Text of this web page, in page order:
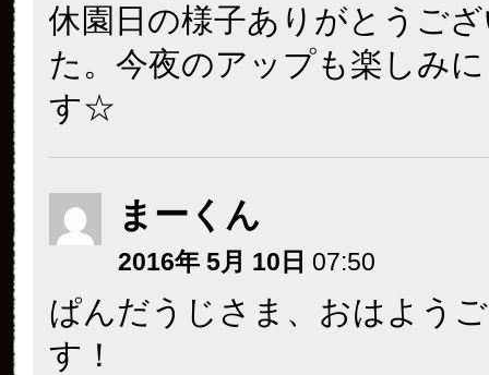
休園日の様子ありがとうご
た。今夜のアップも楽しみ
す☆
まーくん
2016年 5月 10日 07:50
ぱんだうじさま、おはよう
す！